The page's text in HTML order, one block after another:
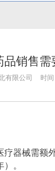
品销售需
有限公司 时
疗器械需额
。